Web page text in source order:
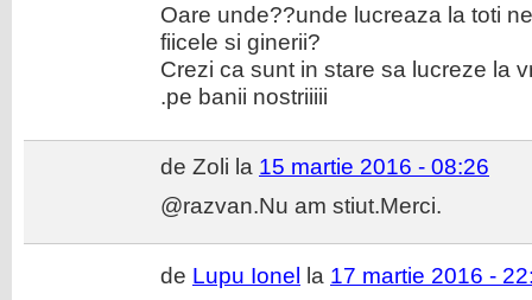
Oare unde??unde lucreaza la toti
fiicele si ginerii?
Crezi ca sunt in stare sa lucreze la
.pe banii nostriiiii
de Zoli la 15 martie 2016 - 08:26
@razvan.Nu am stiut.Merci.
de Lupu Ionel la 17 martie 2016 -